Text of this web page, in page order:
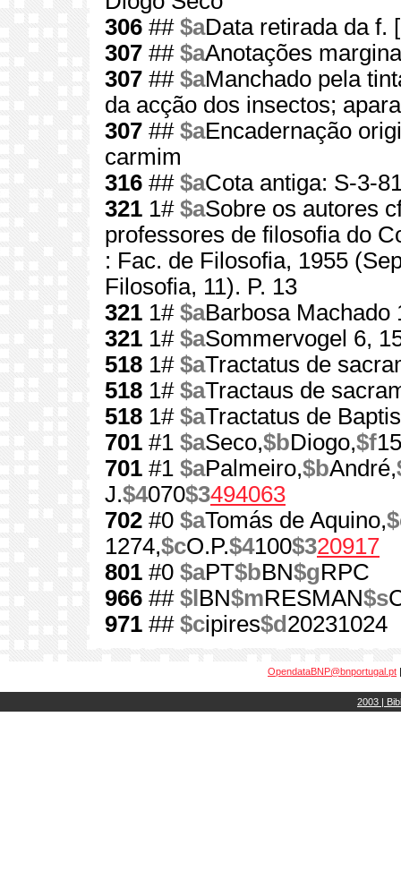
306 ## $aData retirada da f.
307 ## $aAnotações
307 ## $aManchado pela
da acção dos insectos;
307 ## $aEncadernação
carmim
316 ## $aCota antiga: S-3-
321 1# $aSobre os autores
professores de filosofia do
: Fac. de Filosofia, 1955
Filosofia, 11). P. 13
321 1# $aBarbosa Machado
321 1# $aSommervogel 6,
518 1# $aTractatus de
518 1# $aTractaus de
518 1# $aTractatus de
701 #1 $aSeco,$bDiogo,$f
701 #1 $aPalmeiro,$bAndré,
J.$4070$3494063
702 #0 $aTomás de Aquino,
1274,$cO.P.$4100$320917
801 #0 $aPT$bBN$gRPC
966 ## $l BN$mRESMAN$s
971 ## $cipires$d 20231024
OpendataBNP@bnportugal.pt
2003 |